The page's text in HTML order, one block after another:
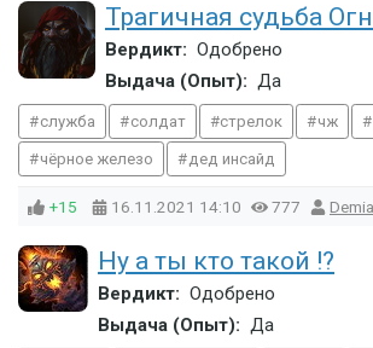
Трагичная судьба
Вердикт: Одобрено
Выдача (Опыт): Да
служба солдат стрелок чж
чёрное железо дед инсайд
+15 16.11.2021 14:10 777
Ну а ты кто такой !?
Вердикт: Одобрено
Выдача (Опыт): Да